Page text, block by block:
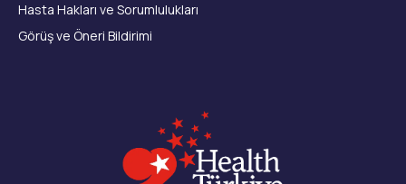
Hasta Hakları ve Sorumlulukları
Görüş ve Öneri Bildirimi